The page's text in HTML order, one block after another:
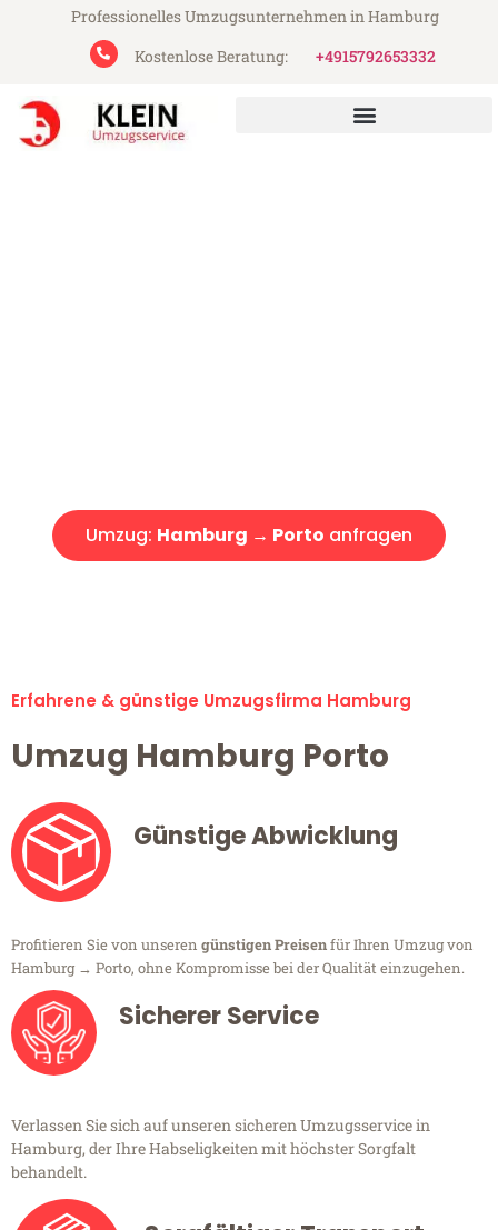
Professionelles Umzugsunternehmen in Hamburg
Kostenlose Beratung:
+4915792653332
Umzug: Hamburg → Porto anfragen
Erfahrene & günstige Umzugsfirma Hamburg
Umzug Hamburg Porto
Günstige Abwicklung
Profitieren Sie von unseren günstigen Preisenfür Ihren Umzug von
Hamburg → Porto, ohne Kompromisse bei der Qualität einzugehen.
Sicherer Service
Verlassen Sie sich auf unseren sicheren Umzugsservice in
Hamburg, der Ihre Habseligkeiten mit höchster Sorgfalt
behandelt.